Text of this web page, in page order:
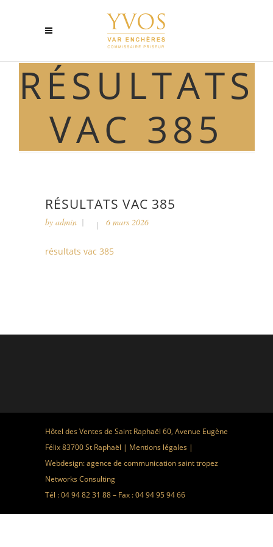
RÉSULTATS
VAC 385
RÉSULTATS VAC 385
by admin 6 mars 2026
résultats vac 385
Hôtel des Ventes de Saint Raphaël 60, Avenue Eugène
Félix 83700 St Raphaël | Mentions légales |
Webdesign:agence de communication saint tropez
Networks Consulting
Tél : 04 94 82 31 88 – Fax : 04 94 95 94 66